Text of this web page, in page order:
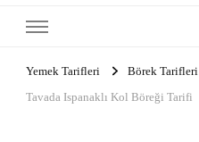
Yemek Tarifleri
Börek Tarifleri
Tavada Ispanaklı Kol Böreği Tarifi